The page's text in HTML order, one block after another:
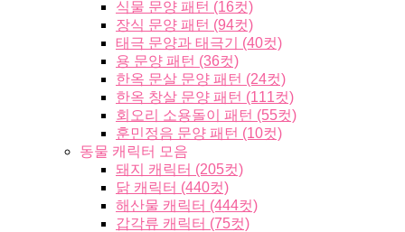
식물 문양 패턴 (16컷)
장식 문양 패턴 (94컷)
태극 문양과 태극기 (40컷)
용 문양 패턴 (36컷)
한옥 문살 문양 패턴 (24컷)
한옥 창살 문양 패턴 (111컷)
회오리 소용돌이 패턴 (55컷)
훈민정음 문양 패턴 (10컷)
동물 캐릭터 모음
돼지 캐릭터 (205컷)
닭 캐릭터 (440컷)
해산물 캐릭터 (444컷)
갑각류 캐릭터 (75컷)